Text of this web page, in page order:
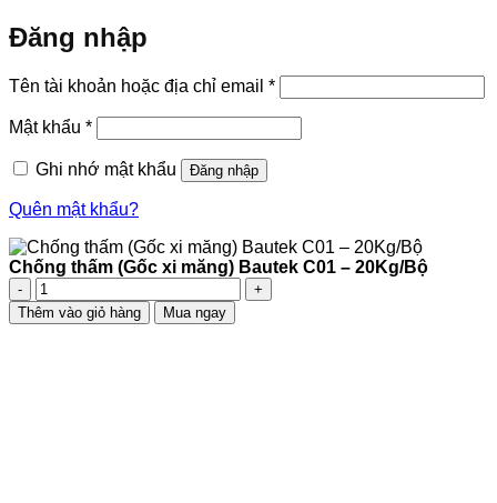
Đăng nhập
Tên tài khoản hoặc địa chỉ email *Bắt
buộc
Mật khẩu *Bắt
buộc
Ghi nhớ mật khẩu
Đăng nhập
Quên mật khẩu?
Chống thấm (Gốc xi măng) Bautek C01 – 20Kg/Bộ
Chống
thấm
(Gốc
Thêm vào giỏ hàng Mua ngay